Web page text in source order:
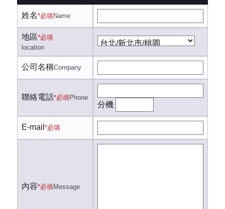
姓名*必填Name
地區*必填
location
公司名稱Company
聯絡電話*必填Phone
分機
E-mail *必填
內容*必填Message